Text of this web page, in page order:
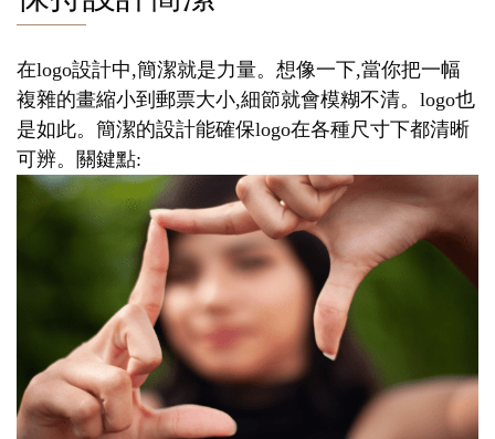
在logo設計中,簡潔就是力量。想像一下,當你把一幅
複雜的畫縮小到郵票大小,細節就會模糊不清。logo也
是如此。簡潔的設計能確保logo在各種尺寸下都清晰
可辨。關鍵點: